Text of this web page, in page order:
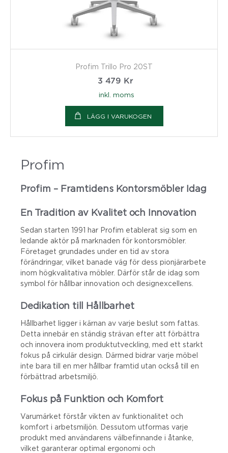
Profim Trillo Pro 20ST
3 479 Kr
inkl. moms
LÄGG I VARUKOGEN
Profim
Profim – Framtidens Kontorsmöbler Idag
En Tradition av Kvalitet och Innovation
Sedan starten 1991 har Profim etablerat sig som en
ledande aktör på marknaden för kontorsmöbler.
Företaget grundades under en tid av stora
förändringar, vilket banade väg för dess pionjärarbete
inom högkvalitativa möbler. Därför står de idag som
symbol för hållbar innovation och designexcellens.
Dedikation till Hållbarhet
Hållbarhet ligger i kärnan av varje beslut som fattas.
Detta innebär en ständig strävan efter att förbättra
och innovera inom produktutveckling, med ett starkt
fokus på cirkulär design. Därmed bidrar varje möbel
inte bara till en mer hållbar framtid utan också till en
förbättrad arbetsmiljö.
Fokus på Funktion och Komfort
Varumärket förstår vikten av funktionalitet och
komfort i arbetsmiljön. Dessutom utformas varje
produkt med användarens välbefinnande i åtanke,
vilket garanterar optimal ergonomi och